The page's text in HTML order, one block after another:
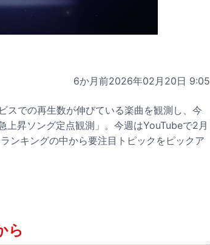
6か月前2026年02月20日 9:05
スでの再生数が伸びている楽曲を観測し、今
昇ソング定点観測」。今週はYouTubeで2月
ンキングの中から要注目トピックをピックア
ら